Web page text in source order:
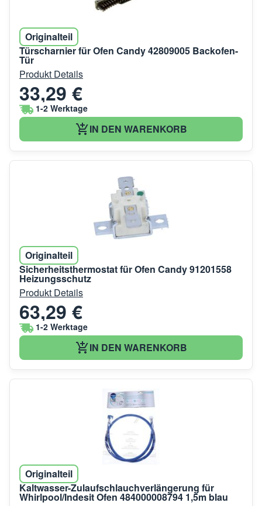
Originalteil
Türscharnier für Ofen Candy 42809005 Backofen-
Tür
Produkt Details
33,29 €
1-2 Werktage
IN DEN WARENKORB
Originalteil
Sicherheitsthermostat für Ofen Candy 91201558
Heizungsschutz
Produkt Details
63,29 €
1-2 Werktage
IN DEN WARENKORB
Originalteil
Kaltwasser-Zulaufschlauchverlängerung für
Whirlpool/Indesit Ofen 484000008794 1,5m blau